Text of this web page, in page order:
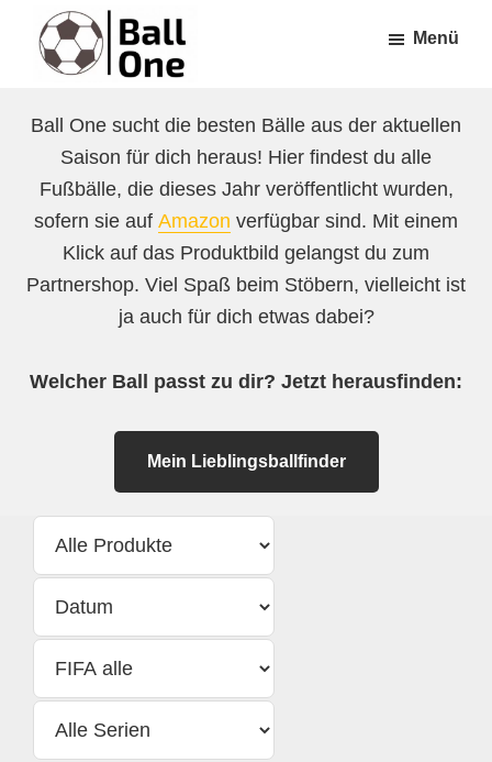
Inhalt
springen
Fußzeile
springen
One
Fußball!
Menü
Ball One sucht die besten Bälle aus der aktuellen
Saison für dich heraus! Hier findest du alle
Fußbälle, die dieses Jahr veröffentlicht wurden,
sofern sie auf Amazon verfügbar sind. Mit einem
Klick auf das Produktbild gelangst du zum
Partnershop. Viel Spaß beim Stöbern, vielleicht ist
ja auch für dich etwas dabei?
Welcher Ball passt zu dir? Jetzt herausfinden:
Mein Lieblingsballfinder